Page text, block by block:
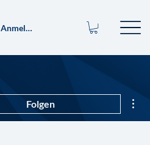
Anmelden
Folgen